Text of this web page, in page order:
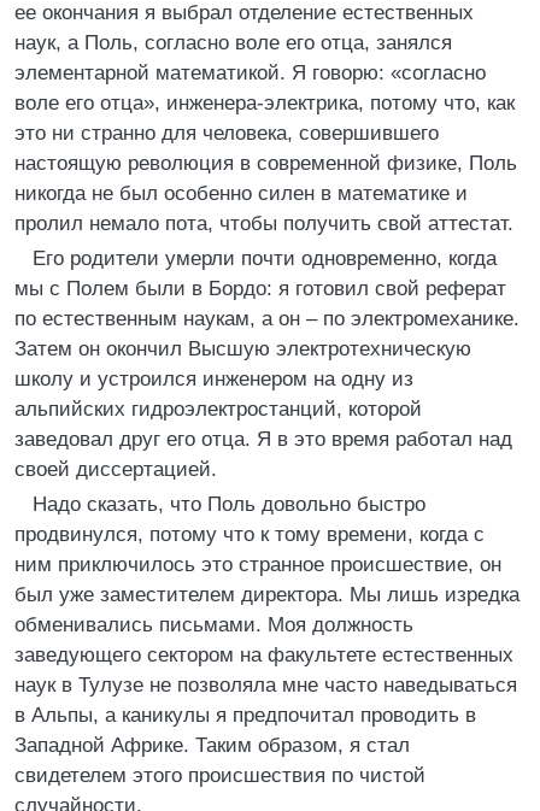
ее окончания я выбрал отделение естественных
наук, а Поль, согласно воле его отца, занялся
элементарной математикой. Я говорю: «согласно
воле его отца», инженера-электрика, потому что, как
это ни странно для человека, совершившего
настоящую революция в современной физике, Поль
никогда не был особенно силен в математике и
пролил немало пота, чтобы получить свой аттестат.
Его родители умерли почти одновременно, когда
мы с Полем были в Бордо: я готовил свой реферат
по естественным наукам, а он – по электромеханике.
Затем он окончил Высшую электротехническую
школу и устроился инженером на одну из
альпийских гидроэлектростанций, которой
заведовал друг его отца. Я в это время работал над
своей диссертацией.
Надо сказать, что Поль довольно быстро
продвинулся, потому что к тому времени, когда с
ним приключилось это странное происшествие, он
был уже заместителем директора. Мы лишь изредка
обменивались письмами. Моя должность
заведующего сектором на факультете естественных
наук в Тулузе не позволяла мне часто наведываться
в Альпы, а каникулы я предпочитал проводить в
Западной Африке. Таким образом, я стал
свидетелем этого происшествия по чистой
случайности.